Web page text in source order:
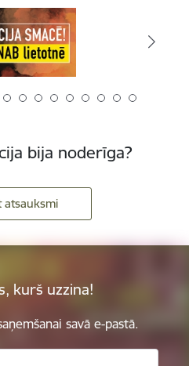
bija noderīga?
atsauksmi
kurš uzzina!
savā e-pastā.